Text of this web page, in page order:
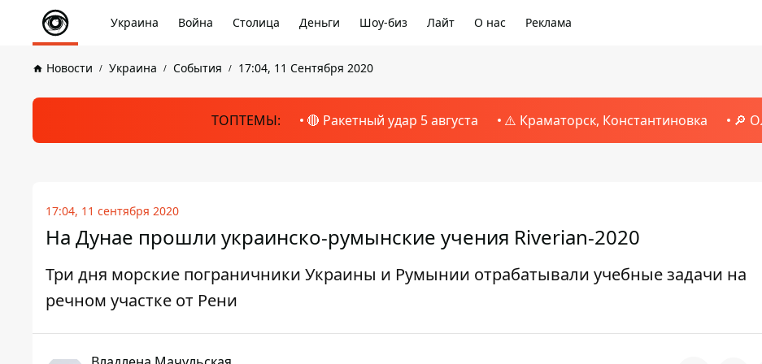
Украина Война Столица Деньги Шоу-биз Лайт О нас Реклама
Новости Украина События 17:04, 11 Сентября 2020
ТОПТЕМЫ: 🔴 Ракетный удар 5 августа ⚠️ Краматорск, Константиновка 🔎
17:04, 11 сентября 2020
На Дунае прошли украинско-румынские учения Riverian-2020
Три дня морские пограничники Украины и Румынии отрабатывали учебные задачи на
речном участке от Рени